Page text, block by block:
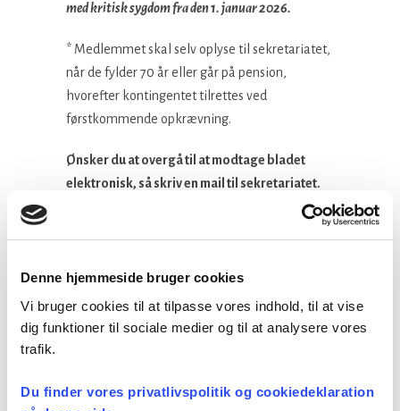
Denne hjemmeside bruger cookies
Vi bruger cookies til at tilpasse vores indhold, til at vise
dig funktioner til sociale medier og til at analysere vores
trafik.
Du finder vores privatlivspolitik og cookiedeklaration
med kritisk sygdom fra den 1. januar 2026.
* Medlemmet skal selv oplyse til sekretariatet,
når de fylder 70 år eller går på pension,
hvorefter kontingentet tilrettes ved
førstkommende opkrævning.
Ønsker du at overgå til at modtage bladet
elektronisk, så skriv en mail til sekretariatet.
Du får en rabat på 45 kr. i kvartalet. Rabatten
kroner årligt i den skattepligtige indkomst.